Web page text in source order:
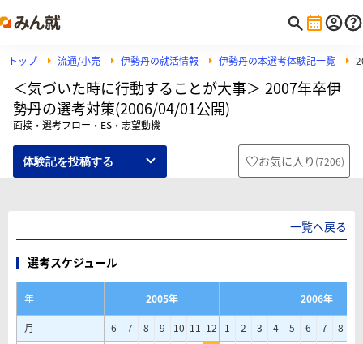
トップ 流通/小売 伊勢丹の就活情報 伊勢丹の本選考体験記一覧
＜気づいた時に行動することが大事＞ 2007年卒伊
勢丹の選考対策(2006/04/01公開)
面接・選考フロー・ES・志望動機
体験記を投稿する お気に入り (7206)
一覧へ戻る
選考スケジュール
年 2005年
2006年
月
6 7 8 9 10 11 12 1 2 3 4 5 6 7 8